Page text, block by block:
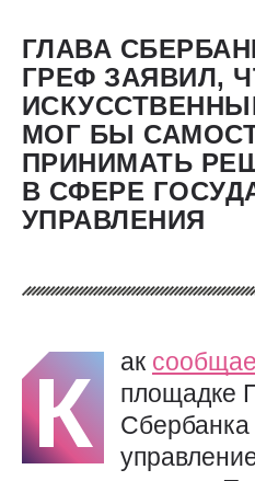
ГЛАВА
ГРЕФ ЗАЯВИЛ,
МОГ БЫ
ПРИНИМАТЬ
В СФЕРЕ
УПРАВЛЕНИЯ
К ак
площадке
Сбербанка